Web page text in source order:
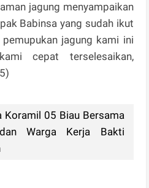
jagung menyampaikan
Babinsa yang sudah ikut
jagung kami ini
cepat terselesaikan,
Koramil 05 Biau Bersama
Warga Kerja Bakti